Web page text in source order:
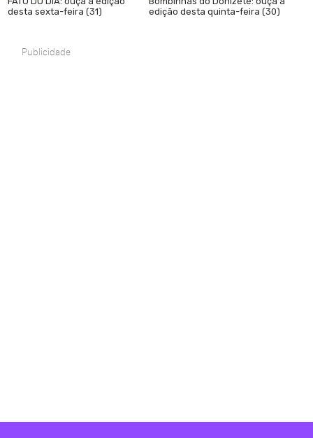
desta sexta-feira (31)
edição desta quinta-feira (30)
Publicidade